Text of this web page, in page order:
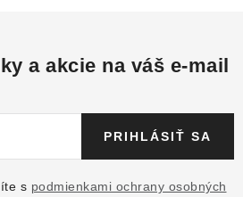
a akcie na váš e-mail
s podmienkami ochrany osobných
PRIHLÁSIŤ SA